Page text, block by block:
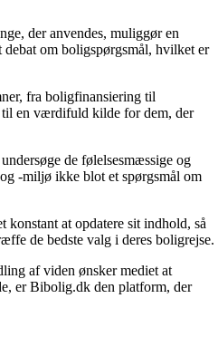
der anvendes, muliggør en
om boligspørgsmål, hvilket er
fra boligfinansiering til
til en værdifuld kilde for dem, der
de følelsesmæssige og
-miljø ikke blot et spørgsmål om
at opdatere sit indhold, så
de bedste valg i deres boligrejse.
af viden ønsker mediet at
er Bibolig.dk den platform, der